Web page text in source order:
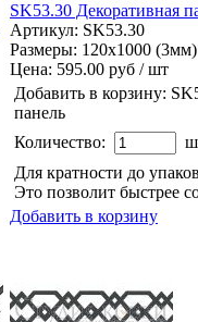
SK53.30 Декоративная
Артикул: SK53.30
Размеры: 120x1000 (3мм)
Цена: 595.00 руб / шт
Добавить в корзину:
панель
Количество:
Для кратности до
Это позволит быстрее
Добавить в корзину